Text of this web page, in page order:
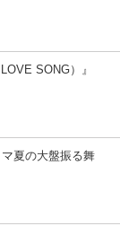
SONG）』
夏の大盤振る舞